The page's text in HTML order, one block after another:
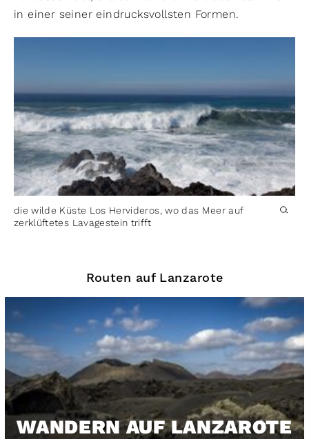
in einer seiner eindrucksvollsten Formen.
die wilde Küste Los Hervideros, wo das Meer auf
zerklüftetes Lavagestein trifft
Routen auf Lanzarote
WANDERN AUF LANZAROTE